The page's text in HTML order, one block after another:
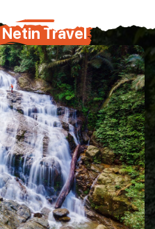
Netin Travel